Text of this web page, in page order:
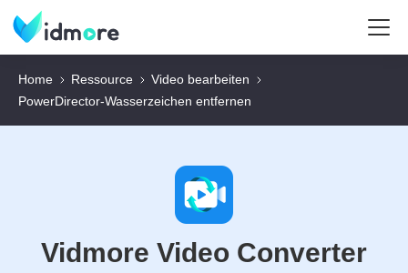
Home Ressource
Video bearbeiten
PowerDirector‑Wasserzeichen entfernen
Vidmore Video Converter